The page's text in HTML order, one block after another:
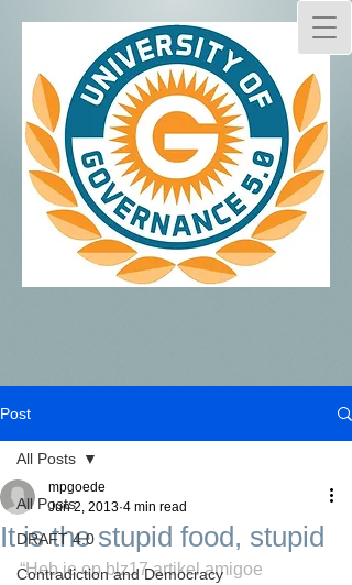
Post
All Posts
DRAFT 4.0
Contradiction and Democracy
All Posts
It is the stupid food, stupid
mpgoede
Jun 2, 2013 4 min read
“Heb je op blz17 artikel amigoe